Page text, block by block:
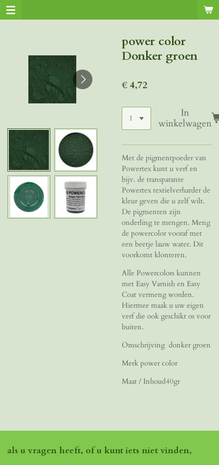
Ga
direct
power color
Donker groen
€ 4,72
In
winkelwagen
Met de pigmentpoeder van
Powertex kunt u verf en
bijv. de transparante
Powertex textielverharder de
kleur geven die u zelf wilt.
De pigmenten zijn
onderling te mengen. Meng
de powercolor vooraf met
een beetje lauw water. Dit
voorkomt klonteren.
Alle Powercolors kunnen
met Easy Varnish en Easy
Coat vermeng worden.
Hiermee maak u uw eigen
verf die ook geschikt os voor
buiten.
Omschrijving donker groen
Merk power color
Maat / Inhoud40gr
als u vragen heeft, of u kunt iets niet vinden,